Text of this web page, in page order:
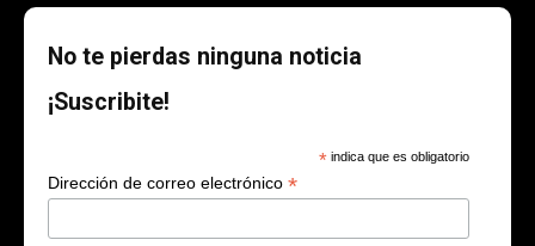
No te pierdas ninguna noticia
¡Suscribite!
* indica que es obligatorio
Dirección de correo electrónico *